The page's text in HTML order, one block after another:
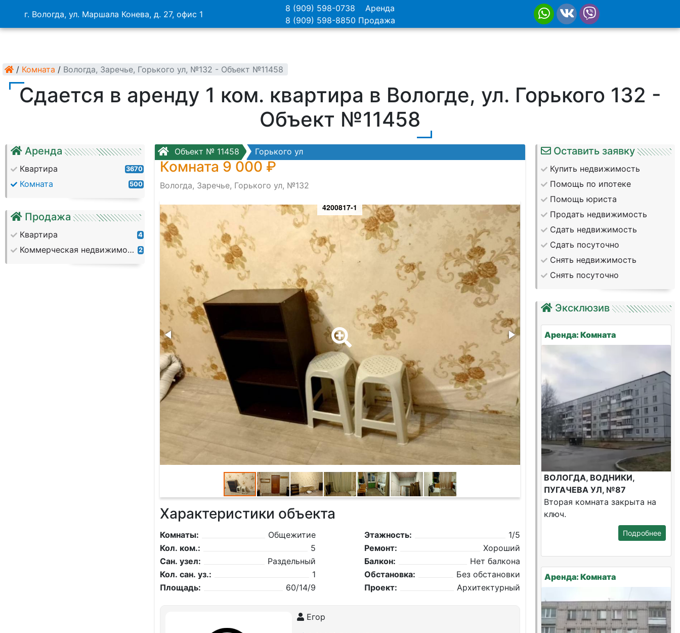
г. Вологда, ул. Маршала Конева, д. 27, офис 1
8 (909) 598-0738 Аренда
8 (909) 598-8850 Продажа
/ Комната / Вологда, Заречье, Горького ул, №132 - Объект №11458
Сдается в аренду 1 ком. квартира в Вологде, ул. Горького 132 -
Объект №11458
Аренда
Квартира 3670
Комната 500
Продажа
Квартира 4
Коммерческая недвижимость 2
Объект № 11458 Горького ул
Комната 9 000 ₽
Вологда, Заречье, Горького ул, №132
4200817-1
Характеристики объекта
Комнаты:
Общежитие
Кол. ком.:
5
Сан. узел:
Раздельный
Кол. сан. уз.:
1
Площадь:
60/14/9
Этажность:
1/5
Ремонт:
Хороший
Балкон:
Нет балкона
Обстановка:
Без обстановки
Проект:
Архитектурный
Егор
Оставить заявку
Купить недвижимость
Помощь по ипотеке
Помощь юриста
Продать недвижимость
Сдать недвижимость
Сдать посуточно
Снять недвижимость
Снять посуточно
Эксклюзив
Аренда: Комната
ВОЛОГДА, ВОДНИКИ,
ПУГАЧЕВА УЛ, №87
Вторая комната закрыта на
ключ.
Подробнее
Аренда: Комната